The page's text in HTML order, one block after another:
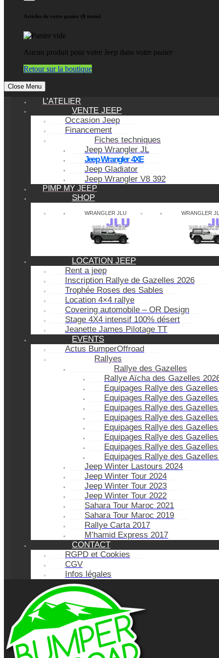
Articles de votre panier (0 items)
Aucun produit pour votre Jeep dans votre panier
Retour sur la boutique
Close Menu
L’ATELIER
VENTE JEEP
Occasion Jeep
Financement
Fiches techniques
Jeep Wrangler JL
Jeep Wrangler 4XE
Jeep Gladiator
Jeep Wrangler V8 392
PIMP MY JEEP
SHOP
WRANGLER JLU WRANGLER JL
LOCATION JEEP
Rent a jeep
Inscription Rallye de Gazelles 2026
Trophée Roses des Sables
Location 4×4 rallye
Covering automobile – OR Design
Stage 4X4 intensif 100% désert
Jeanette James Pilotage TT
EVENTS
Actus BumperOffroad
Rallyes
Rallye des Gazelles
Rallye Aïcha des Gazelles
Equipages Rallye des
Equipages Rallye des
Equipages Rallye des
Equipages Rallye des
Equipages Rallye des
Equipages Rallye des
Equipages Rallye des
Equipages Rallye des
Jeep Winter Lastours 2024
Jeep Winter Tour 2024
Jeep Winter Tour 2023
Jeep Winter Tour 2022
Sahara Tour Maroc 2021
Sahara Tour Maroc 2019
Rallye Carta 2017
M’hamid Express 2017
CONTACT
RGPD et Cookies
CGV
Infos légales